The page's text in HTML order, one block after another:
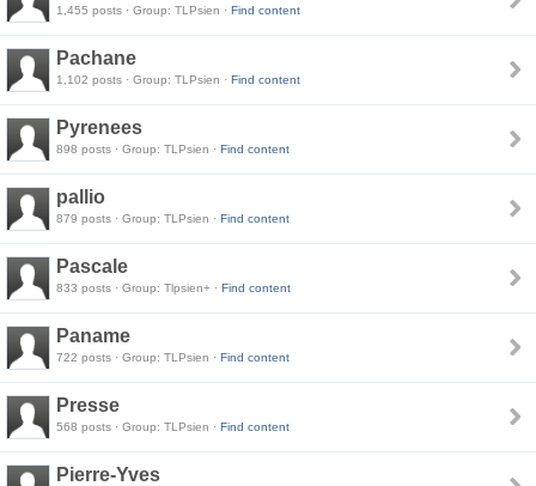
1,455 posts · Group: TLPsien · Find content
Pachane
1,102 posts · Group: TLPsien · Find content
Pyrenees
898 posts · Group: TLPsien · Find content
pallio
879 posts · Group: TLPsien · Find content
Pascale
833 posts · Group: Tlpsien+ · Find content
Paname
722 posts · Group: TLPsien · Find content
Presse
568 posts · Group: TLPsien · Find content
Pierre-Yves